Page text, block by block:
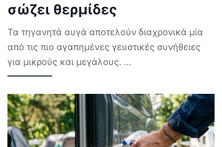
σώζει θερμίδες
Τα τηγανητά αυγά αποτελούν διαχρονικά μία
από τις πιο αγαπημένες γευστικές συνήθειες
για μικρούς και μεγάλους. ...